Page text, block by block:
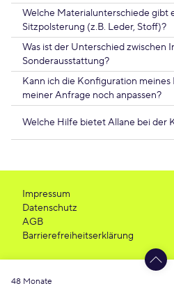
Welche Materialunterschiede gibt
Sitzpolsterung (z.B. Leder, Stoff)?
Was ist der Unterschied zwischen
Sonderausstattung?
Kann ich die Konfiguration meines
meiner Anfrage noch anpassen?
Welche Hilfe bietet Allane bei der
48 Monate
Impressum
Datenschutz
AGB
Barrierefreiheitserklärung